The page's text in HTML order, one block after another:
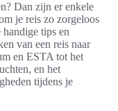
Dan zijn er enkele
je reis zo zorgeloos
tips en
van een reis naar
en ESTA tot het
en het
tijdens je